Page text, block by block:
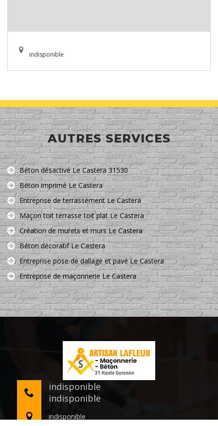
indisponible
AUTRES SERVICES
Béton désactivé Le Castera 31530
Béton imprimé Le Castera
Entreprise de terrassement Le Castera
Maçon toit terrasse toit plat Le Castera
Création de murets et murs Le Castera
Béton décoratif Le Castera
Entreprise pose de dallage et pavé Le Castera
Entreprise de maçonnerie Le Castera
indisponible
indisponible
indisponible